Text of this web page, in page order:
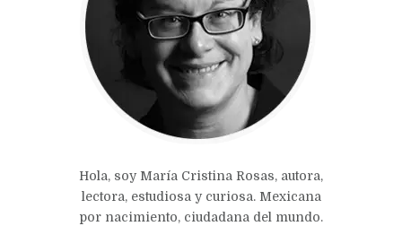
Hola, soy María Cristina Rosas, autora,
lectora, estudiosa y curiosa. Mexicana
por nacimiento, ciudadana del mundo.